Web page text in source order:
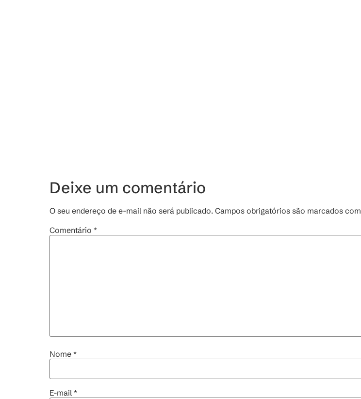
Deixe um comentário
O seu endereço de e-mail não será publicado. Campos obrigatórios são marcados com
Comentário *
Nome *
E-mail *